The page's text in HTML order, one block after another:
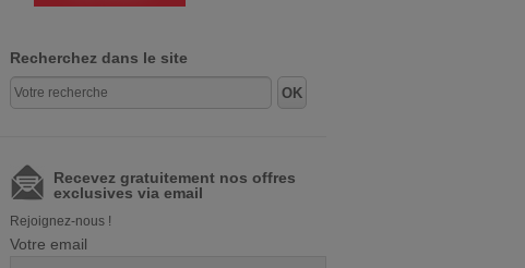
Recherchez dans le site
Recevez gratuitement nos offres
exclusives via email
Rejoignez-nous !
Votre email